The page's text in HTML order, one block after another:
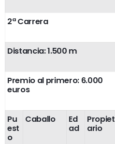
2ª Carrera
Distancia: 1.500 m
Premio al primero: 6.000
euros
Pu
est
o
Caballo
Ed
ad
Propiet
ario